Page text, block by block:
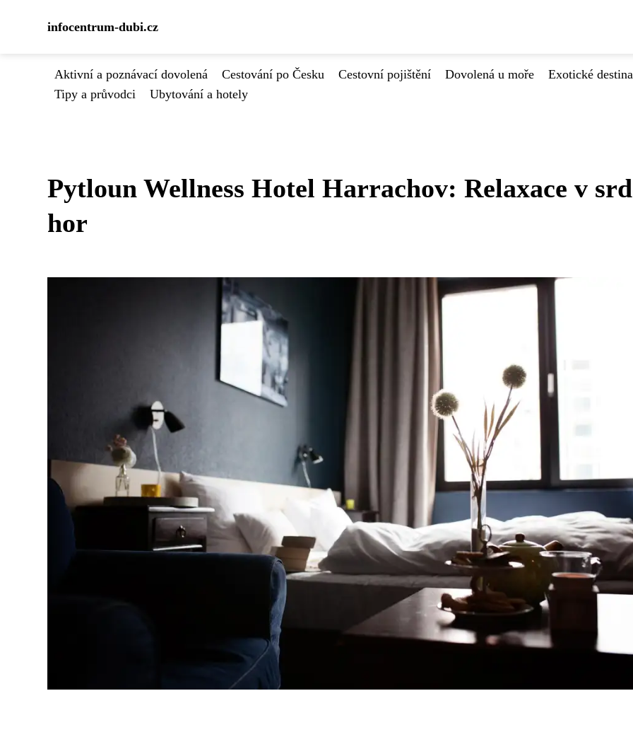
infocentrum-dubi.cz
Aktivní a poznávací dovolená Cestování po Česku Cestovní pojištění Dovolená u moře Exotické
Tipy a průvodci
Ubytování a hotely
Pytloun Wellness Hotel Harrachov: Relaxace v
hor